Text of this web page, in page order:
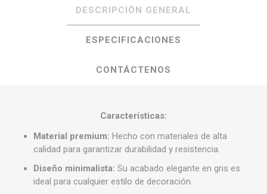
DESCRIPCIÓN GENERAL
ESPECIFICACIONES
CONTÁCTENOS
Características:
Material premium: Hecho con materiales de alta
calidad para garantizar durabilidad y resistencia.
Diseño minimalista: Su acabado elegante en gris es
ideal para cualquier estilo de decoración.